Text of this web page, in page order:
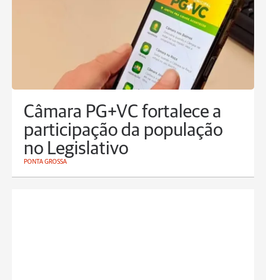
Câmara PG+VC fortalece a
participação da população
no Legislativo
PONTA GROSSA